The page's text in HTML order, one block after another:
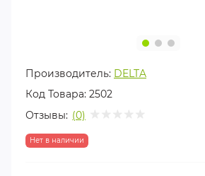
Производитель: DELTA
Код Товара: 2502
Отзывы: (0)
Нет в наличии